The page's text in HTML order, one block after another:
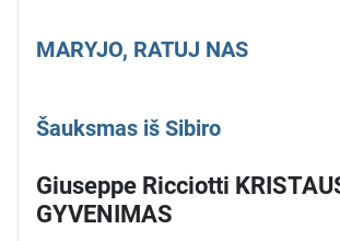
MARYJO, RATUJ NAS
Šauksmas iš Sibiro
Giuseppe Ricciotti
GYVENIMAS